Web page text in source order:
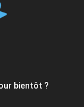
bientôt ?